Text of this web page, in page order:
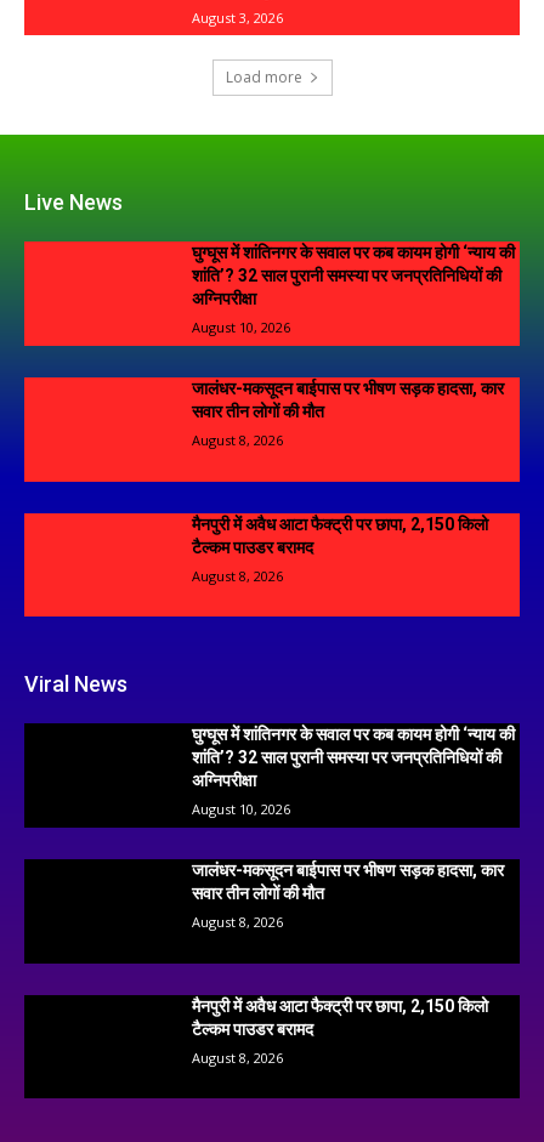
August 3, 2026
Load more
Live News
घुग्घूस में शांतिनगर के सवाल पर कब कायम होगी ‘न्याय की
शांति’? 32 साल पुरानी समस्या पर जनप्रतिनिधियों की
अग्निपरीक्षा
August 10, 2026
जालंधर-मकसूदन बाईपास पर भीषण सड़क हादसा, कार
सवार तीन लोगों की मौत
August 8, 2026
मैनपुरी में अवैध आटा फैक्ट्री पर छापा, 2,150 किलो
टैल्कम पाउडर बरामद
August 8, 2026
Viral News
घुग्घूस में शांतिनगर के सवाल पर कब कायम होगी ‘न्याय की
शांति’? 32 साल पुरानी समस्या पर जनप्रतिनिधियों की
अग्निपरीक्षा
August 10, 2026
जालंधर-मकसूदन बाईपास पर भीषण सड़क हादसा, कार
सवार तीन लोगों की मौत
August 8, 2026
मैनपुरी में अवैध आटा फैक्ट्री पर छापा, 2,150 किलो
टैल्कम पाउडर बरामद
August 8, 2026